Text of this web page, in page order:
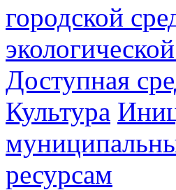
городской
Доступная
Культура
ресурсам